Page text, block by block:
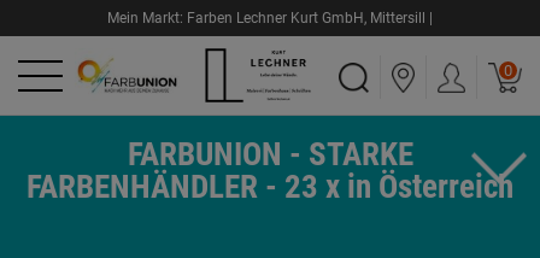
Mein Markt: Farben Lechner Kurt GmbH, Mittersill |
0
FARBUNION - STARKE
FARBENHÄNDLER - 23 x in Österreich